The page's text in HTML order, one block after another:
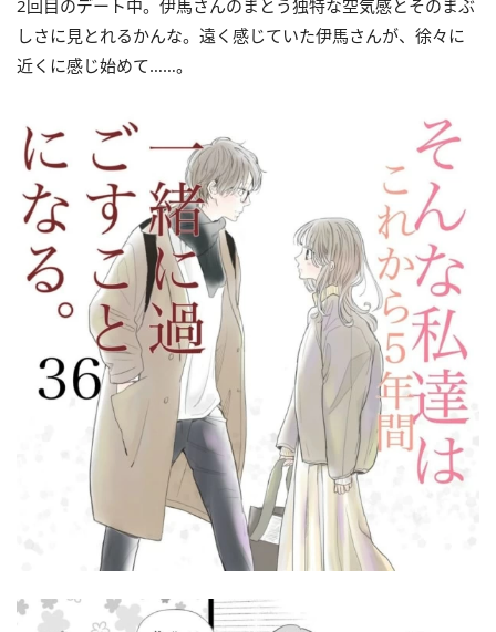
2回目のデート中。伊馬さんのまとう独特な空気感とそのまぶ
しさに見とれるかんな。遠く感じていた伊馬さんが、徐々に
近くに感じ始めて……。